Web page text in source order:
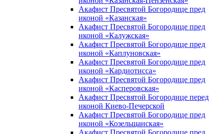
Акафист Пресвятой Богородице пред
иконой «Казанская»
Акафист Пресвятой Богородице пред
иконой «Калужская»
Акафист Пресвятой Богородице пред
иконой «Каплуновская»
Акафист Пресвятой Богородице пред
иконой «Кардиотисса»
Акафист Пресвятой Богородице пред
иконой «Касперовская»
Акафист Пресвятой Богородице перед
иконой Киево-Печерской
Акафист Пресвятой Богородице пред
иконой «Козельщанская»
Акафист Пресвятой Богородице пред